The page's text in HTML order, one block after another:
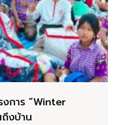
การ “Winter
งบ้าน